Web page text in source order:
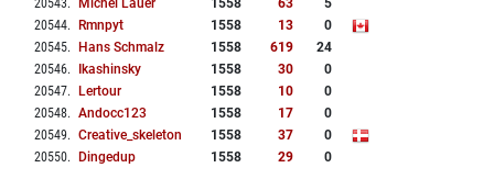
20543. Michel Lauer 1558 63
5
20544. Rmnpyt 1558 13
0
20545. Hans Schmalz 1558 619
24
20546. Ikashinsky 1558 30
0
20547. Lertour 1558 10
0
20548. Andocc123 1558 17
0
20549. Creative_skeleton 1558 37
0
20550. Dingedup 1558 29 0